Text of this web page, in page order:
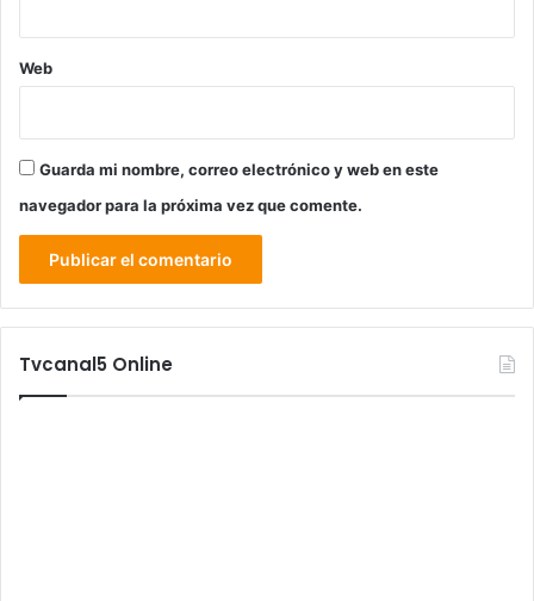
Web
Guarda mi nombre, correo electrónico y web en este
navegador para la próxima vez que comente.
Tvcanal5 Online